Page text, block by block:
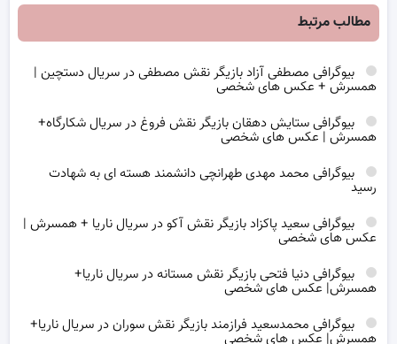
مطالب مرتبط
بیوگرافی مصطفی آزاد بازیگر نقش مصطفی در سریال دستچین |
همسرش + عکس های شخصی
بیوگرافی ستایش دهقان بازیگر نقش فروغ در سریال شکارگاه+
همسرش | عکس های شخصی
بیوگرافی محمد مهدی طهرانچی دانشمند هسته ای به شهادت
رسید
بیوگرافی سعید پاکزاد بازیگر نقش آکو در سریال ناریا + همسرش |
عکس های شخصی
بیوگرافی دنیا فتحی بازیگر نقش مستانه در سریال ناریا+
همسرش| عکس های شخصی
بیوگرافی محمدسعید فرازمند بازیگر نقش سوران در سریال ناریا+
همسرش| عکس های شخصی